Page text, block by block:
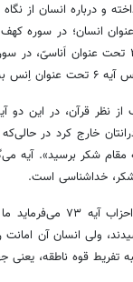
و درباره انسان از
کهف
اَناسیّ
آیه ۶ تحت عنوان اِنس به کار برده شده است.
از نظر قرآن، در این
خارج کرد در
شکر برسید». آیه
خداشناسی است.
این استاد حوزه علمیه
ولی انسان آن
قوه ناطقه‌، یعنی